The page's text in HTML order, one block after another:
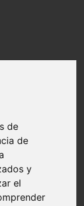
de
de
y
el
Mujer